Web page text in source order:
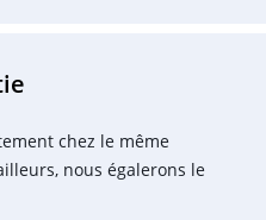
chez le même
nous égalerons le